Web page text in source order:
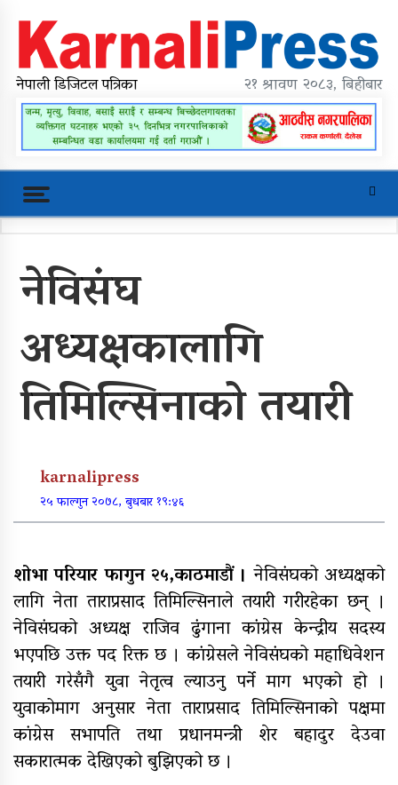
content
karnalipress
Online News Portal
नेपाली डिजिटल पत्रिका २१ श्रावण २०८३, बिहीबार
महावै गाउँपालिकाको प्रशासकीय भवन
शिलान्यास
पूर्वाधार र कृषि केन्द्रित बजेट
खुर्रा खोलाको पुल ४ वर्षदेखि अलपत्र
व्यक्तिगत लगानीमा भगवान शिवको मूर्ति
स्थापना
अन्तर जिल्ला पालिकास्तरीय समन्वय
बैठक महाबुधाममा सम्पन्न
नेविसंघ
अध्यक्षकालागि
तिमिल्सिनाको तयारी
karnalipress
२५ फाल्गुन २०७८, बुधबार १९:४६
शोभा परियार फागुन २५,काठमाडौं ।नेविसंघको अध्यक्षको
लागि नेता ताराप्रसाद तिमिल्सिनाले तयारी गरीरहेका छन् ।
नेविसंघको अध्यक्ष राजिव ढुंगाना कांग्रेस केन्द्रीय सदस्य
भएपछि उक्त पद रिक्त छ । कांग्रेसले नेविसंघको महाधिवेशन
तयारी गरेसँगै युवा नेतृत्व ल्याउनु पर्ने माग भएको हो ।
युवाकोमाग अनुसार नेता ताराप्रसाद तिमिल्सिनाको पक्षमा
कांग्रेस सभापति तथा प्रधानमन्त्री शेर बहादुर देउवा
सकारात्मक देखिएको बुझिएको छ ।